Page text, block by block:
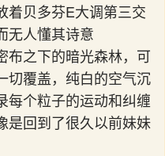
着贝多芬E大调第三交
无人懂其诗意
布之下的暗光森林，可
切覆盖，纯白的空气沉
每个粒子的运动和纠缠
是回到了很久以前妹妹